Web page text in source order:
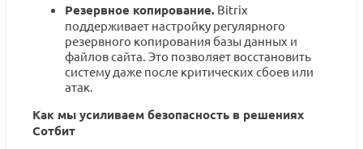
Резервное копирование. Bitrix
поддерживает настройку регулярного
резервного копирования базы данных и
файлов сайта. Это позволяет восстановить
систему даже после критических сбоев или
атак.
Как мы усиливаем безопасность в решениях
Сотбит